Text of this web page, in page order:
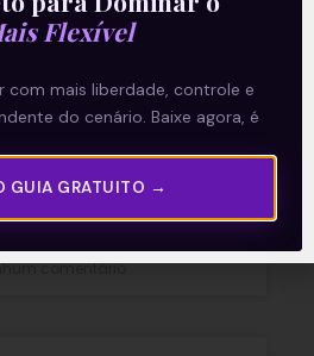
apresentou uma
forte no 2T26, marcada
de produção. A
de petróleo, líquidos de
comentário
Flexível
com mais liberdade, controle e
do cenário. Baixe agora, é
GUIA GRATUITO →